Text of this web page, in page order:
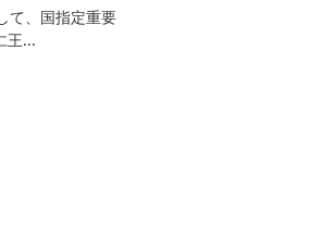
て、国指定重要
王...